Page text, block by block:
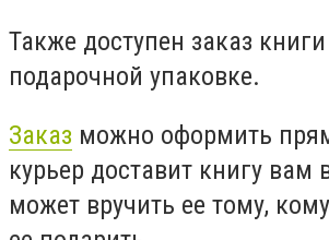
Также доступен заказ
подарочной упаковке.
Заказ можно оформить
курьер доставит книгу вам
может вручить ее тому,